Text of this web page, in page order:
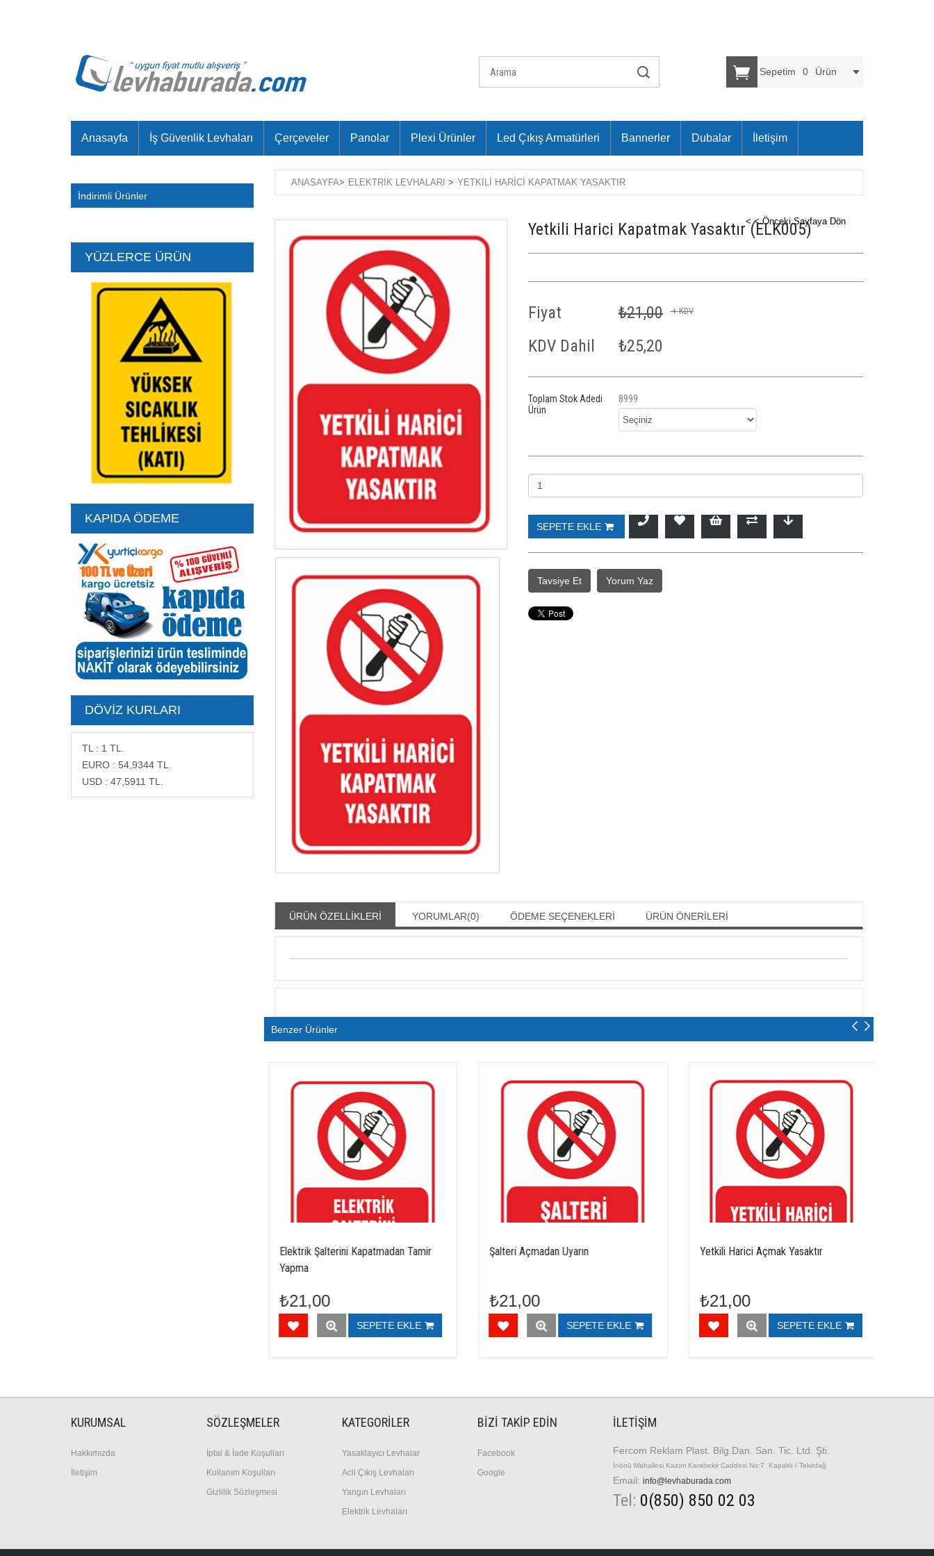
Sepetim 0 Ürün
Anasayfa İş Güvenlik Levhaları Çerçeveler Panolar Plexi Ürünler Led Çıkış Armatürleri Bannerler Dubalar İletişim
İndirimli Ürünler
YÜZLERCE ÜRÜN
KAPIDA ÖDEME
DÖVIZ KURLARI
TL : 1 TL.
EURO : 54,9344 TL.
USD : 47,5911 TL.
ANASAYFA> ELEKTRIK LEVHALARI > YETKILI HARICI KAPATMAK YASAKTIR
< < Önceki Sayfaya Dön
Yetkili Harici Kapatmak Yasaktır(ELK005)
Fiyat ₺21,00 + KDV
KDV Dahil ₺25,20
Toplam Stok Adedi
8999
Ürün
Artır
Tavsiye Et Yorum Yaz
ÜRÜN ÖZELLIKLERI YORUMLAR(0) ÖDEME SEÇENEKLERI ÜRÜN ÖNERILERI
Benzer Ürünler
Elektrik Şalterini Kapatmadan Tamir
Yapma
₺21,00
SEPETE EKLE
Şalteri Açmadan Uyarın
₺21,00
SEPETE EKLE
Yetkili Harici Açmak Yasaktır
₺21,00
SEPETE EKLE
KURUMSAL
Hakkımızda
İletişim
SÖZLEŞMELER
İptal & İade Koşulları
Kullanım Koşulları
Gizlilik Sözleşmesi
KATEGORİLER
Yasaklayıcı Levhalar
Acil Çıkış Levhaları
Yangın Levhaları
E lektrik Levhaları
BİZİ TAKİP EDİN
Facebook
Google
İLETIŞIM
Fercom Reklam Plast. Bilg.Dan. San. Tic. Ltd. Şti.
İnönü Mahallesi Kazım Karabekir Caddesi No:7 Kapaklı / Tekirdağ
Email: info@levhaburada.com
Tel: 0(850) 850 02 03